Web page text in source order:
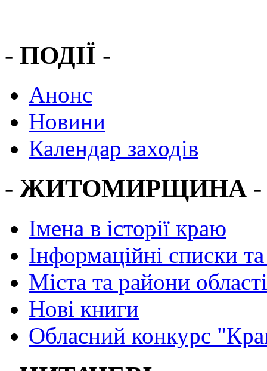
- ПОДІЇ -
Анонс
Новини
Календар заходів
- ЖИТОМИРЩИНА -
Імена в історії краю
Інформаційні списки
Міста та райони області
Нові книги
Обласний конкурс